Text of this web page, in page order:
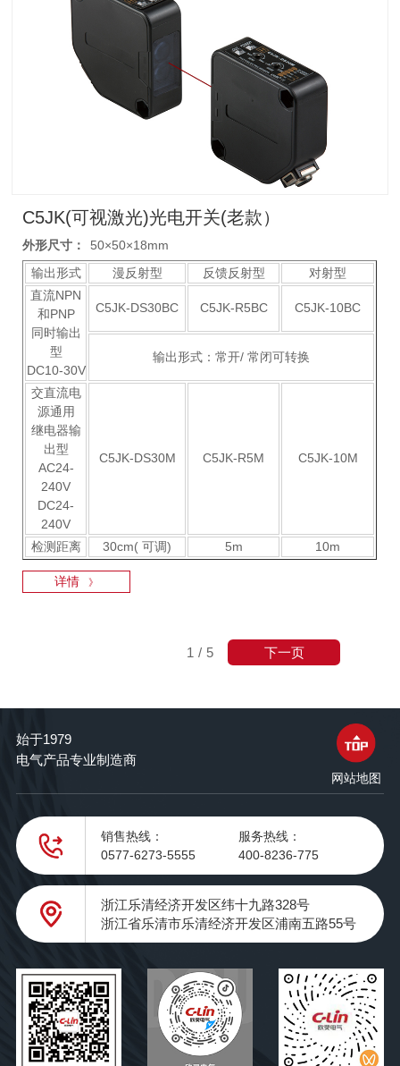
C5JK(可视激光)光电开关(老款）
外形尺寸：
50×50×18mm
输出形式
漫反射型 反馈反射型
对射型
直流NPN
和PNP
同时输出
型
DC10-30V
C5JK-DS30BC C5JK-R5BC C5JK-10BC
输出形式：常开/ 常闭可转换
交直流电
源通用
继电器输
出型
AC24-
240V
DC24-
240V
C5JK-DS30M C5JK-R5M C5JK-10M
检测距离 30cm( 可调) 5m 10m
详情 》
1 / 5 下一页
始于1979
电气产品专业制造商
网站地图
销售热线：
0577-6273-5555
服务热线：
400-8236-775
浙江乐清经济开发区纬十九路328号
浙江省乐清市乐清经济开发区浦南五路55号